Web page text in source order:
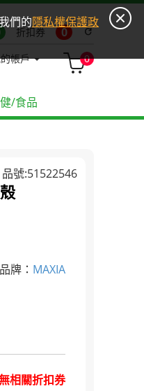
們的隱私權保護政
折扣券 0 refresh
帳戶 0
/食品
品號:51522546
品牌： MAXIA
相關折扣券